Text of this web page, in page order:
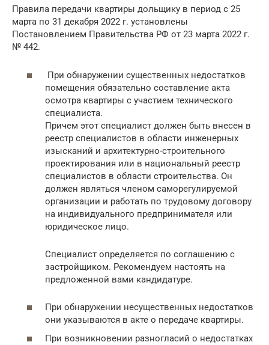
Правила передачи квартиры дольщику в период с 25
марта по 31 декабря 2022 г. установлены
Постановлением Правительства РФ от 23 марта 2022 г.
№ 442.
При обнаружении существенных недостатков
помещения обязательно составление акта
осмотра квартиры с участием технического
специалиста.
Причем этот специалист должен быть внесен в
реестр специалистов в области инженерных
изысканий и архитектурно-строительного
проектирования или в национальный реестр
специалистов в области строительства. Он
должен являться членом саморегулируемой
организации и работать по трудовому договору
на индивидуального предпринимателя или
юридическое лицо.
Специалист определяется по соглашению с
застройщиком. Рекомендуем настоять на
предложенной вами кандидатуре.
При обнаружении несущественных недостатков
они указываются в акте о передаче квартиры.
При возникновении разногласий о недостатках